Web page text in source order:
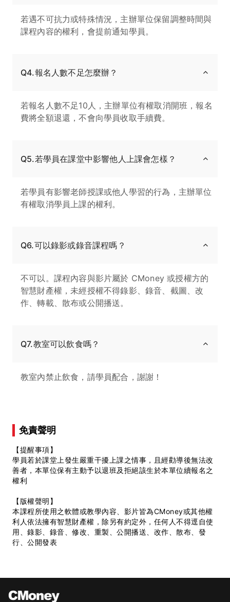
若遇不可抗力或特殊情況，主辦單位保留調整時間與
課程內容的權利，會提前通知學員。
Q4.報名人數不足怎麼辦？
若報名人數不足10人，主辦單位有權取消開班，報名
費將全額退還，不會向學員收取手續費。
Q5.若學員在課堂中影響他人上課會怎樣？
若學員有影響老師授課或他人學習的行為，主辦單位
有權取消學員上課的權利。
Q6.可以錄影或錄音課程嗎？
不可以。課程內容與影片屬於 CMoney 或授權方的
智慧財產權，未經授權不得錄影、錄音、截圖、改
作、轉載、散布或公開播送。
Q7.教室可以飲食嗎？
教室內禁止飲食，請學員配合，謝謝！
免責聲明
【提醒事項】
學員若於課堂上發生嚴重干擾上課之情事，且經勸導後無法改
善者，本單位保有主動予以退班及拒絕該生於本單位續報名之
權利
【版權聲明】
本課程所使用之軟體或教學內容、影片皆為CMoney或其他權
利人依法擁有智慧財產權，除另有約定外，任何人不得逕自使
用、錄影、錄音、修改、重製、公開播送、改作、散布、發
行、公開發表